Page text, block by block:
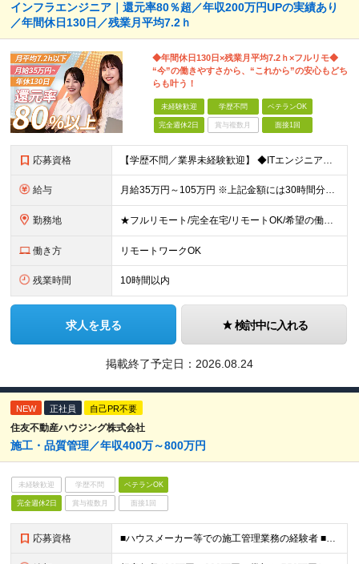
インフラエンジニア｜還元率80％超／年収200万円UPの実績あり
／年間休日130日／残業月平均7.2ｈ
◆年間休日130日×残業月平均7.2ｈ×フルリモ◆
“今”の働きやすさから、“これから”の安心もどち
らも叶う！
未経験歓迎 学歴不問 ベテランOK
完全週休2日 賞与複数月 面接1回
応募資格 【学歴不問／業界未経験歓迎】 ◆ITエンジニアとしての実務経験がある方 （開発・インフラ・テスト・ヘルプデスクなどジャンル不問） ※ブランクがある方、独学から実務経験をお持ちの方も大歓迎。 ※使用言
給与 月給35万円～105万円 ※上記金額には30時間分・6万6000円～19.9万円の固定残業代が含まれています。 固定残業代を超える勤務が発生した場合は、追加支給いたします。 ※試用期間3ヶ月あり。期間
勤務地 ★フルリモート/完全在宅/リモートOK/希望の働き方が叶う ◆ご自身のご希望や居住地を考慮し、決定します。 ◆転居を伴う転勤はありません。 全国各地のプロジェクト先での勤務となります。 【東京本
働き方 リモートワークOK
残業時間 10時間以内
求人を見る 検討中に入れる
掲載終了予定日： 2026.08.24
NEW 正社員 自己PR不要
住友不動産ハウジング株式会社
施⼯・品質管理／年収400万～800万円
未経験歓迎 学歴不問 ベテランOK
完全週休2日 賞与複数月 面接1回
応募資格 ■ハウスメーカー等での施工管理業務の経験者 ■要 普通運転免許（AT限定可）